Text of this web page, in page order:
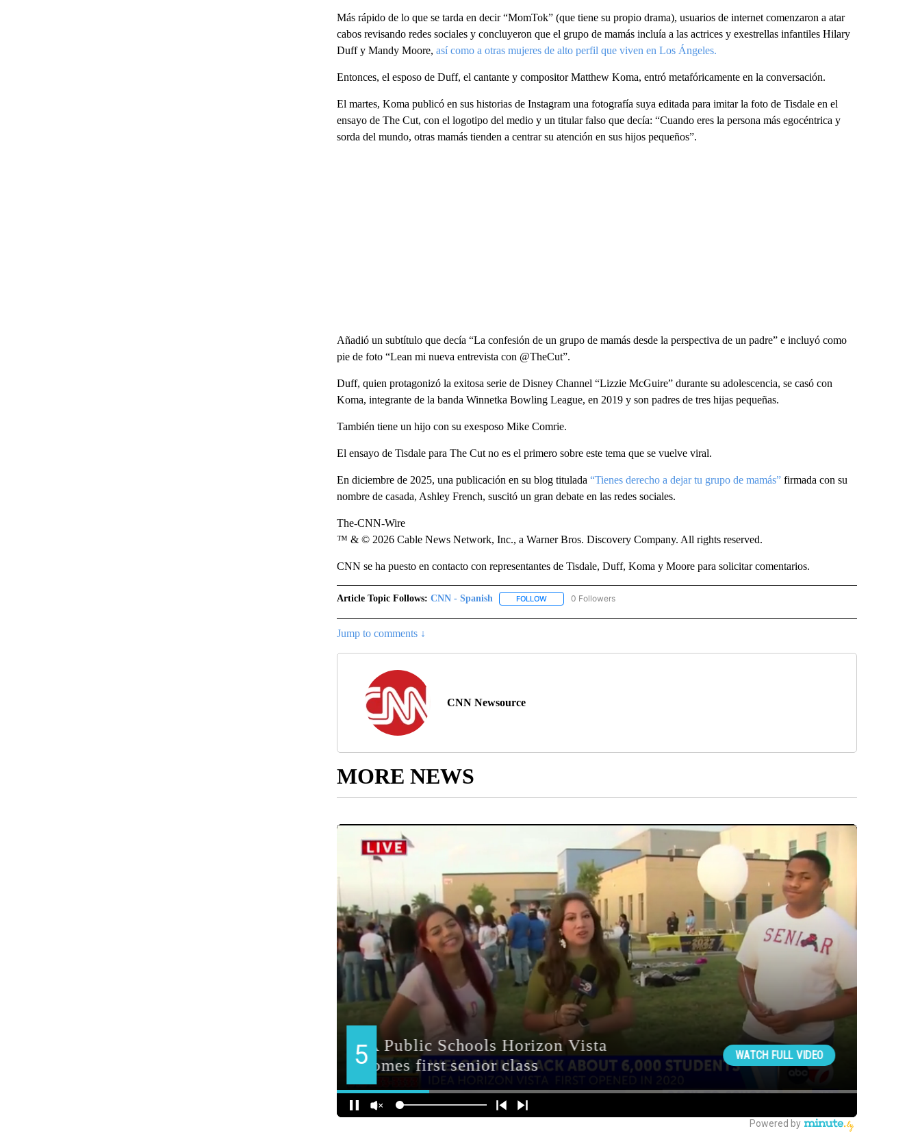
Más rápido de lo que se tarda en decir “MomTok” (que tiene su propio drama), usuarios de internet comenzaron a atar
cabos revisando redes sociales y concluyeron que el grupo de mamás incluía a las actrices y exestrellas infantiles Hilary
Duff y Mandy Moore, así como a otras mujeres de alto perfil que viven en Los Ángeles.
Entonces, el esposo de Duff, el cantante y compositor Matthew Koma, entró metafóricamente en la conversación.
El martes, Koma publicó en sus historias de Instagram una fotografía suya editada para imitar la foto de Tisdale en el
ensayo de The Cut, con el logotipo del medio y un titular falso que decía: “Cuando eres la persona más egocéntrica y
sorda del mundo, otras mamás tienden a centrar su atención en sus hijos pequeños”.
Añadió un subtítulo que decía “La confesión de un grupo de mamás desde la perspectiva de un padre” e incluyó como
pie de foto “Lean mi nueva entrevista con @TheCut”.
Duff, quien protagonizó la exitosa serie de Disney Channel “Lizzie McGuire” durante su adolescencia, se casó con
Koma, integrante de la banda Winnetka Bowling League, en 2019 y son padres de tres hijas pequeñas.
También tiene un hijo con su exesposo Mike Comrie.
El ensayo de Tisdale para The Cut no es el primero sobre este tema que se vuelve viral.
En diciembre de 2025, una publicación en su blog titulada “Tienes derecho a dejar tu grupo de mamás”firmada con su
nombre de casada, Ashley French, suscitó un gran debate en las redes sociales.
The-CNN-Wire
™ & © 2026 Cable News Network, Inc., a Warner Bros. Discovery Company. All rights reserved.
CNN se ha puesto en contacto con representantes de Tisdale, Duff, Koma y Moore para solicitar comentarios.
Article Topic Follows: CNN - Spanish FOLLOWFOLLOW "CNN - SPANISH" TO RECEIVE NOTIFICATIONS ABOUT NEW PAGES ON "CNN - SPANISH".
0 Followers
Jump to comments ↓
CNN Newsource
MORE NEWS